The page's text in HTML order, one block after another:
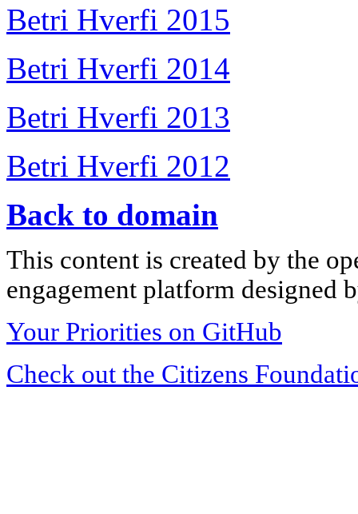
Betri Hverfi 2015
Betri Hverfi 2014
Betri Hverfi 2013
Betri Hverfi 2012
Back to domain
This content is created by the
engagement platform designed
Your Priorities on GitHub
Check out the Citizens